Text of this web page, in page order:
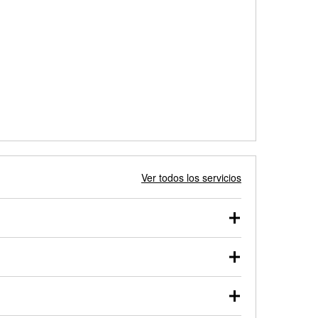
Ver todos los servicios
probarse dentro o fuera del vehículo y cargarse en
de nuestros profesionales te ayudará a encontrar
en el estacionamiento, o desmonta el